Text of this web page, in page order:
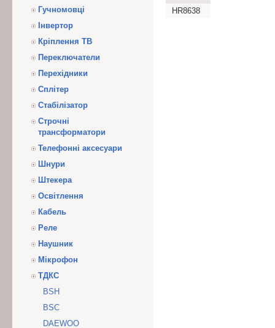
Гучномовці
Інвертор
Кріплення ТВ
Переключатели
Перехідники
Сплітер
Стабілізатор
Строчні
трансформатори
Телефонні аксесуари
Шнури
Штекера
Освітлення
Кабель
Реле
Наушник
Мікрофон
ТДКС
BSH
BSC
DAEWOO
HR8638